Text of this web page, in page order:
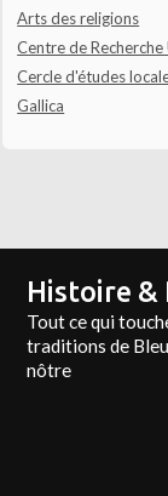
Arts des religions
Centre de
Cercle d'études
Gallica
Histoire &
Tout ce qui
traditions de
nôtre